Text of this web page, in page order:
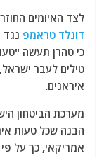
at
s
A
p
p
e
g
ra
לצד האיומים
דונלד טראמפ נגד
כי טהרן תעשה
טילים לעבר
איראנים.
מערכת הביטחון
הבנה שכל טעות
אמריקאי, כך על פי